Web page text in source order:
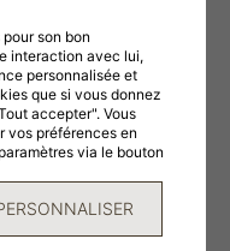
de confidentialité
son bon
interaction avec lui,
personnalisée et
que si vous donnez
accepter". Vous
vos préférences en
via le bouton